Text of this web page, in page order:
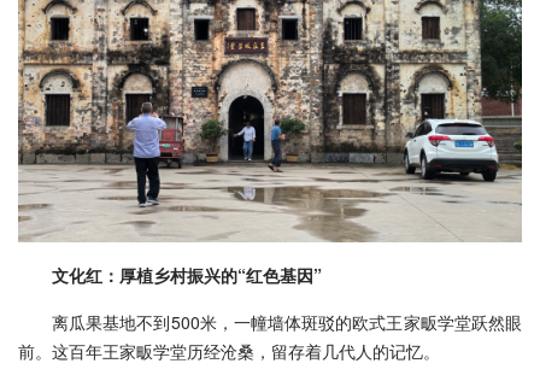
文化红：厚植乡村振兴的“红色基因”
离瓜果基地不到500米，一幢墙体斑驳的欧式王家畈学堂跃然眼
前。这百年王家畈学堂历经沧桑，留存着几代人的记忆。